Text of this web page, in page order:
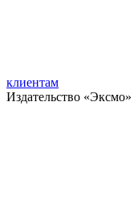
клиентам
Издательство «Эксмо»